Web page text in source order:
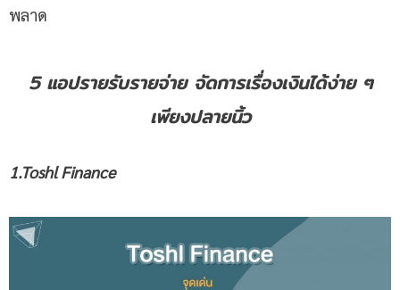
พลาด
5 แอปรายรับรายจ่าย จัดการเรื่องเงินได้ง่าย ๆ
เพียงปลายนิ้ว
1.Toshl Finance